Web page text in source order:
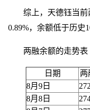
综上，天德钰当前
0.89%，余额低于历史
两融余额的走势表
日期 两
8月9日
8月8日